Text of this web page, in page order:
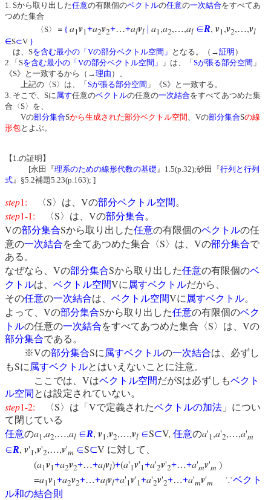
1. Sから取り出した任意の有限個のベクトルの任意の一次結合をすべてあ
つめた集合
〈S〉＝ { a1v1+a2v2+…+alvl | a1,a2,…,al ∈R, v1,v2,…,vl
∈S⊂V }
は、Sを含む最小の「Vの部分ベクトル空間」 となる。（→証明 ）
2.「Sを含む最小の「Vの部分ベクトル空間」 」は、「 Sが張る部分空間 」
《S》と一致するから（→理由 ）、
上記の〈S〉は、「 Sが張る部分空間 」《S》と一致する。
3. そこで、Sに属す任意のベクトルの任意の一次結合をすべてあつめた集
合〈S〉を、
Vの部分集合Sから生成された部分ベクトル空間 、Vの部分集合Sの線
形包とよぶ。
【1.の証明】
[永田『理系のための線形代数の基礎』1.5(p.32);砂田『行列と行列
式』§5.2補題5.23(p.163); ]
step1: 〈S〉は、 Vの部分ベクトル空間 。
step1-1: 〈S〉は、 Vの部分集合。
Vの部分集合Sから取り出した任意の有限個のベクトルの任
意の一次結合を全てあつめた集合〈S〉は、 Vの部分集合で
ある。
なぜなら、 Vの部分集合Sから取り出した任意の有限個のベ
クトルは、 ベクトル空間Vに 属すベクトルだから、
その任意の一次結合は、 ベクトル空間Vに 属すベクトル。
よって、 Vの部分集合Sから取り出した任意の有限個のベク
トルの任意の一次結合をすべてあつめた集合〈S〉は、 Vの
部分集合である。
※Vの部分集合Sに 属すベクトルの一次結合は、必ずし
もSに 属すベクトルとはいえないことに注意。
ここでは、 Vはベクトル空間だがSは必ずしもベクト
ル空間 とは設定されていない。
step1-2: 〈S〉は「 Vで定義されたベクトルの加法 」につい
て閉じている
任意のa1,a2,…,al ∈R, v1,v2,…,vl ∈S⊂V, 任意のa'1,a'2,…,a'm
∈R, v'1,v'2,…,v'm ∈S⊂V に対して、
(a1v1+a2v2+…+alvl)+(a'1v'1+a'2v'2+…+a'mv'm )
=a1v1+a2v2+…+alvl+a'1v'1+a'2v'2+…+a'mv'm ∵ベクト
ル和の結合則